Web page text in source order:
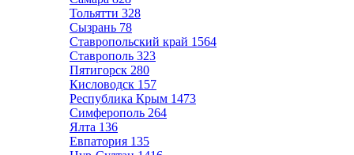
Тольятти 328
Сызрань 78
Ставропольский край 1564
Ставрополь 323
Пятигорск 280
Кисловодск 157
Республика Крым 1473
Симферополь 264
Ялта 136
Евпатория 135